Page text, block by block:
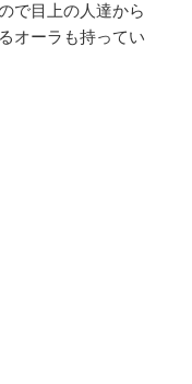
で目上の人達から
オーラも持ってい